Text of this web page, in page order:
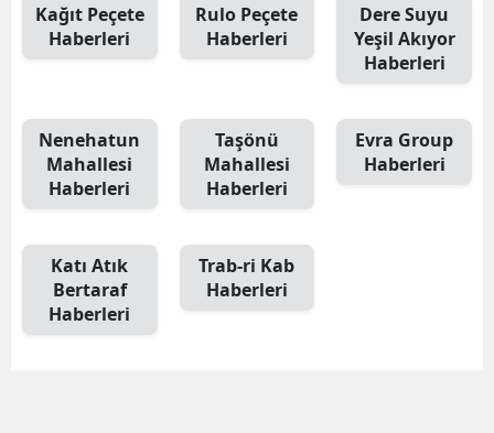
Kağıt Peçete
Haberleri
Rulo Peçete
Haberleri
Dere Suyu
Yeşil Akıyor
Haberleri
Nenehatun
Mahallesi
Haberleri
Taşönü
Mahallesi
Haberleri
Evra Group
Haberleri
Katı Atık
Bertaraf
Haberleri
Trab-ri Kab
Haberleri